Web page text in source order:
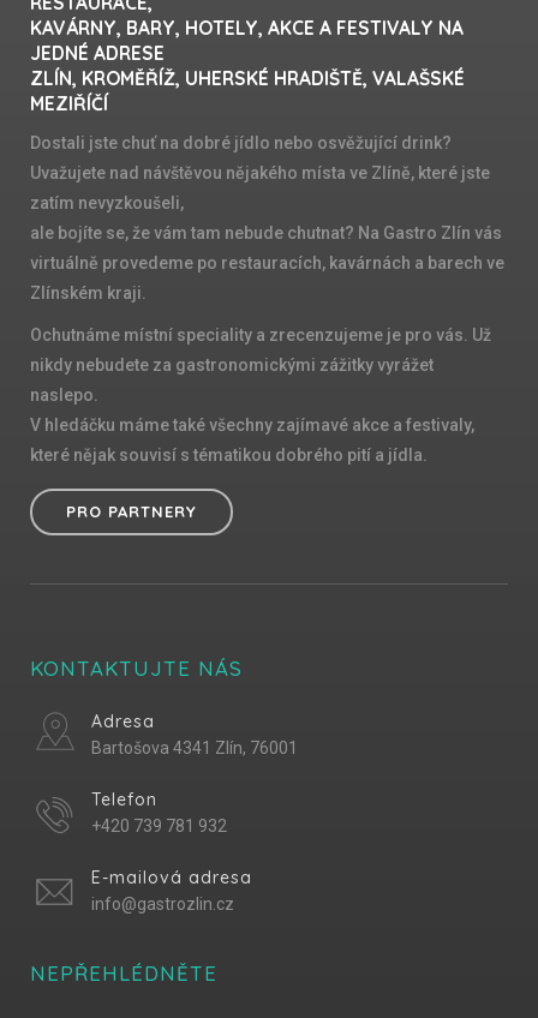
KAVÁRNY, BARY, HOTELY, AKCE A FESTIVALY NA
JEDNÉ ADRESE
ZLÍN, KROMĚŘÍŽ, UHERSKÉ HRADIŠTĚ, VALAŠSKÉ
MEZIŘÍČÍ
Dostali jste chuť na dobré jídlo nebo osvěžující drink?
Uvažujete nad návštěvou nějakého místa ve Zlíně, které jste
zatím nevyzkoušeli,
ale bojíte se, že vám tam nebude chutnat? Na Gastro Zlín vás
virtuálně provedeme po restauracích, kavárnách a barech ve
Zlínském kraji.
Ochutnáme místní speciality a zrecenzujeme je pro vás. Už
nikdy nebudete za gastronomickými zážitky vyrážet
naslepo.
V hledáčku máme také všechny zajímavé akce a festivaly,
které nějak souvisí s tématikou dobrého pití a jídla.
PRO PARTNERY
KONTAKTUJTE NÁS
Adresa
Bartošova 4341 Zlín, 76001
Telefon
+420 739 781 932
E-mailová adresa
info@gastrozlin.cz
NEPŘEHLÉDNĚTE